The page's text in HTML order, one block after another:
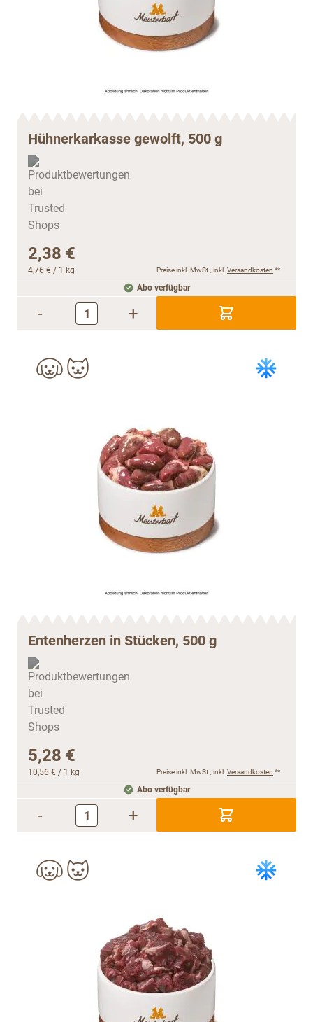
Hühnerkarkasse gewolft, 500 g
2,38 €
4,76 € / 1 kg Preise inkl. MwSt., inkl. Versandkosten **
Abo verfügbar
- +
Entenherzen in Stücken, 500 g
5,28 €
10,56 € / 1 kg Preise inkl. MwSt., inkl. Versandkosten **
Abo verfügbar
- +